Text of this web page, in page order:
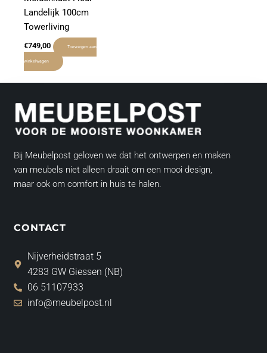
Landelijk 100cm
Towerliving
€749,00 Toevoegen aan
winkelwagen
Bij Meubelpost geloven we dat het ontwerpen en maken
van meubels niet alleen draait om een mooi design,
maar ook om comfort in huis te halen.
CONTACT
Nijverheidstraat 5
4283 GW Giessen (NB)
06 51107933
info@meubelpost.nl